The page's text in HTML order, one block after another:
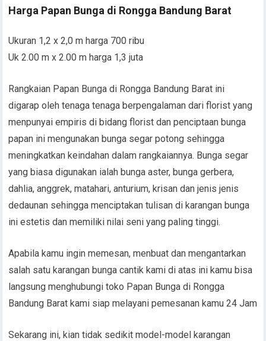
Harga Papan Bunga di Rongga Bandung Barat
Ukuran 1,2 x 2,0 m harga 700 ribu
Uk 2.00 m x 2.00 m harga 1,3 juta
Rangkaian Papan Bunga di Rongga Bandung Barat ini
digarap oleh tenaga tenaga berpengalaman dari florist yang
menpunyai empiris di bidang florist dan penciptaan bunga
papan ini mengunakan bunga segar potong sehingga
meningkatkan keindahan dalam rangkaiannya. Bunga segar
yang biasa digunakan ialah bunga aster, bunga gerbera,
dahlia, anggrek, matahari, anturium, krisan dan jenis jenis
dedaunan sehingga menciptakan tulisan di karangan bunga
ini estetis dan memiliki nilai seni yang paling tinggi.
Apabila kamu ingin memesan, menbuat dan mengantarkan
salah satu karangan bunga cantik kami di atas ini kamu bisa
langsung menghubungi toko Papan Bunga di Rongga
Bandung Barat kami siap melayani pemesanan kamu 24 Jam
Sekarang ini, kian tidak sedikit model-model karangan